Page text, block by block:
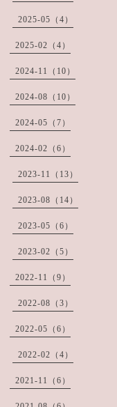
2025-05（4）
2025-02（4）
2024-11（10）
2024-08（10）
2024-05（7）
2024-02（6）
2023-11（13）
2023-08（14）
2023-05（6）
2023-02（5）
2022-11（9）
2022-08（3）
2022-05（6）
2022-02（4）
2021-11（6）